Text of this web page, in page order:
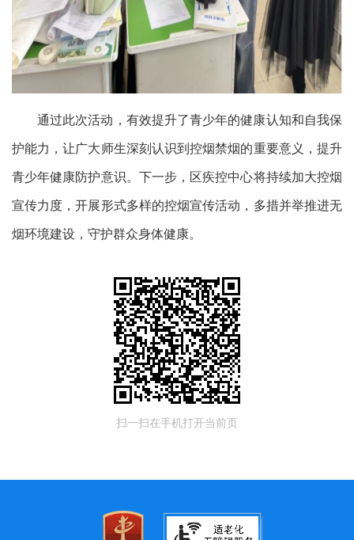
通过此次活动，有效提升了青少年的健康认知和自我保
护能力，让广大师生深刻认识到控烟禁烟的重要意义，提升
青少年健康防护意识。下一步，区疾控中心将持续加大控烟
宣传力度，开展形式多样的控烟宣传活动，多措并举推进无
烟环境建设，守护群众身体健康。
扫一扫在手机打开当前页